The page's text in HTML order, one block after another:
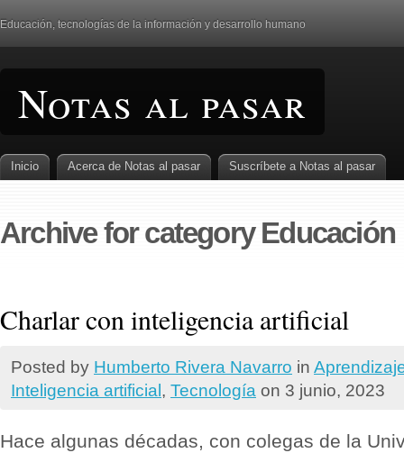
Educación, tecnologí­as de la información y desarrollo humano
Notas al pasar
Inicio Acerca de Notas al pasar Suscrí­bete a Notas al pasar
Archive for category Educación
Charlar con inteligencia artificial
Posted by Humberto Rivera Navarro in
Inteligencia artificial, Tecnologí­a on 3 junio, 2023
Hace algunas décadas, con colegas de la